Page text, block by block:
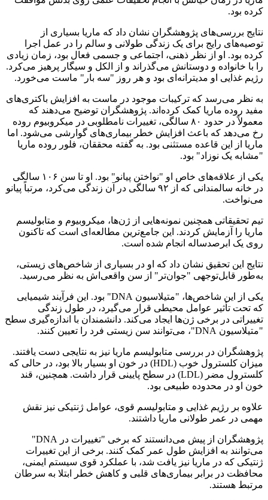
کرده بود.
نتایج بررسی‌های پژوهشگران نشان داد که ماریا بسیاری از
توصیه‌های رایج برای یک زندگی طولانی و سالم را در عمل اجرا
کرده بود. او از نظر ذهنی، اجتماعی و جسمی فعال بود، زمان زیادی
را با خانواده و دوستانش می‌گذراند و از الکل و سیگار پرهیز می‌کرد.
رژیم غذایی او مدیترانه‌ای بود و هر روز "سه بار" ماست می‌خورد.
به نظر می‌رسد که ترکیبات موجود در ماست به افزایش باکتری‌های
مفید روده ماریا کمک کرده‌اند. پژوهشگران توضیح می‌دهند که
معمولاً در حدود ۸۰ سالگی، تغییرات نامطلوبی در میکروبیوم روده
رخ می‌دهد که باعث افزایش خطر بیماری‌های گوارشی می‌شود. اما
ماریا از این قاعده مستثنی بود. به گفته محققان، فلور روده ‌ماریا
"مشابه یک نوزاد" بود.
یکی از علاقه‌های خاص او "نواختن پیانو" بود. او تا سن ۱۰۶ سالگی
در خانه ‌سالمندانی که از ۹۲ سالگی در آن زندگی می‌کرد، مرتباً پیانو
می‌نواخت.
تیم تحقیقاتی همچنین نمونه‌هایی از ژن‌ها، میکروبیوم و متابولیسم
ماریا را آزمایش کردند. این جامع‌ترین مطالعه‌ای است که تاکنون
روی یک ابرصدساله انجام شده است.
نتایج این تحقیق نشان داد که او در بسیاری از شاخص‌های زیستی،
به‌طور قابل‌توجهی "جوان‌تر" از سن واقعی‌اش به نظر می‌رسید.
یکی از این شاخص‌ها، "متیلاسیون DNA" بود. این فرآیند شیمیایی
که تحت تأثیر عوامل محیطی قرار می‌گیرد، در طول زندگی
تغییراتی در برخی ژن‌ها ایجاد می‌کند. دانشمندان با اندازه‌گیری سطح
"متیلاسیون DNA"، می‌توانند سن زیستی فرد را تعیین کنند.
پژوهشگران در بررسی متابولیسم ماریا نیز به نتایجی دست یافتند.
میزان کلسترول خوب (HDL) در خون او بسیار بالا بود، در حالی که
کلسترول مضر (LDL) در سطح پایینی قرار داشت. همچنین، قند
خون او در محدوده‌ طبیعی بود.
علاوه بر رژیم غذایی و متابولیسم قوی، عوامل ژنتیکی نیز نقش
مهمی در عمر طولانی ماریا داشتند.
پژوهشگران از پیش می‌دانستند که برخی "تغییرات در DNA"
می‌توانند به افزایش طول عمر کمک کنند. برخی از این تغییرات
ژنتیکی که در ماریا نیز یافت شد، با عملکرد قوی سیستم ایمنی،
محافظت در برابر بیماری‌های قلبی و کاهش خطر ابتلا به سرطان
مرتبط هستند.